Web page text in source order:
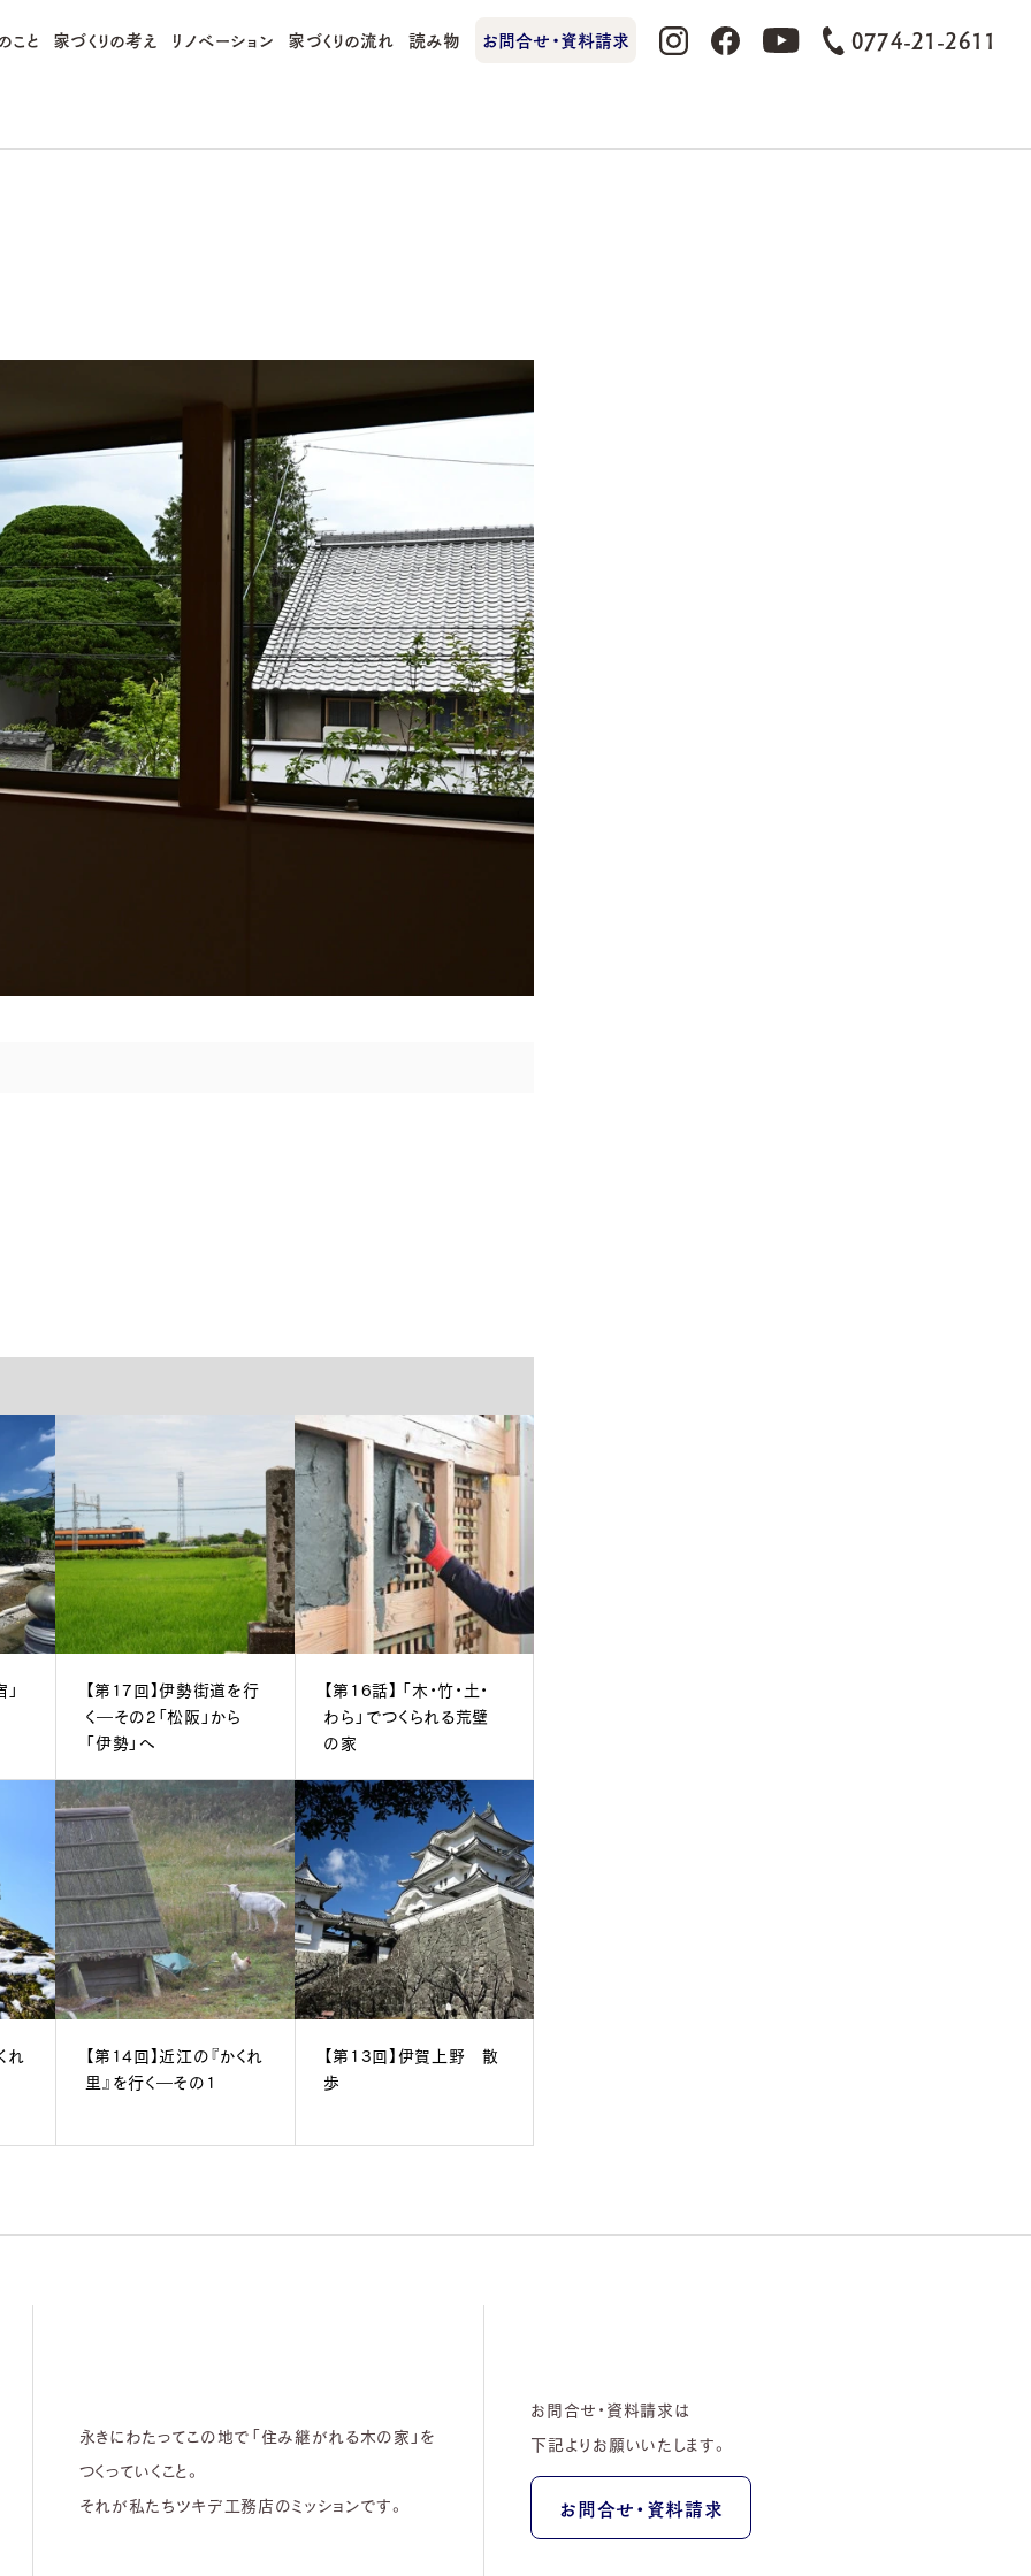
こと 家づくりの考え リノベーション 家づくりの流れ 読み物 お問合せ・資料請求 0774-21-2611
【第17回】伊勢街道を行
く―その2「松阪」から
「伊勢」へ
【第16話】 「木・竹・土・
わら」でつくられる荒壁
の家
れ
【第14回】近江の『かくれ
里』を行く―その1
【第13回】伊賀上野 散
歩
永きにわたってこの地で「住み継がれる木の家」を
つくっていくこと。
それが私たちツキデ工務店のミッションです。
お問合せ・資料請求は
下記よりお願いいたします。
お問合せ・資料請求